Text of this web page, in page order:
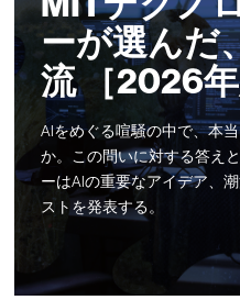
ーが選んだ
流 ［2026
AIをめぐる喧騒の中で、本
か。この問いに対する答え
ーはAIの重要なアイデア、
ストを発表する。